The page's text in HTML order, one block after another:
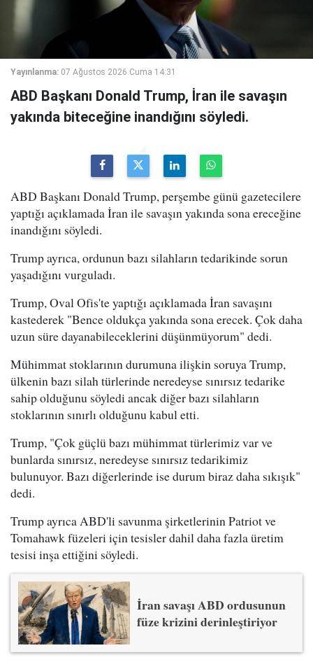
Yayınlanma: 07 Ağustos 2026 Cuma 14:31
ABD Başkanı Donald Trump, İran ile savaşın
yakında biteceğine inandığını söyledi.
ABD Başkanı Donald Trump, perşembe günü gazetecilere
yaptığı açıklamada İran ile savaşın yakında sona ereceğine
inandığını söyledi.
Trump ayrıca, ordunun bazı silahların tedarikinde sorun
yaşadığını vurguladı.
Trump, Oval Ofis'te yaptığı açıklamada İran savaşını
kastederek "Bence oldukça yakında sona erecek. Çok daha
uzun süre dayanabileceklerini düşünmüyorum" dedi.
Mühimmat stoklarının durumuna ilişkin soruya Trump,
ülkenin bazı silah türlerinde neredeyse sınırsız tedarike
sahip olduğunu söyledi ancak diğer bazı silahların
stoklarının sınırlı olduğunu kabul etti.
Trump, "Çok güçlü bazı mühimmat türlerimiz var ve
bunlarda sınırsız, neredeyse sınırsız tedarikimiz
bulunuyor. Bazı diğerlerinde ise durum biraz daha sıkışık"
dedi.
Trump ayrıca ABD'li savunma şirketlerinin Patriot ve
Tomahawk füzeleri için tesisler dahil daha fazla üretim
tesisi inşa ettiğini söyledi.
İran savaşı ABD ordusunun
füze krizini derinleştiriyor